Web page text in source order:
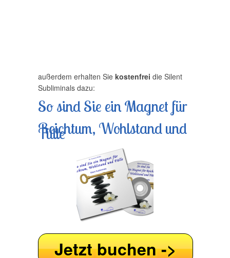
außerdem erhalten Sie kostenfrei die Silent
Subliminals dazu:
So sind Sie ein Magnet für
Reichtum, Wohlstand und
Fülle
Jetzt buchen ->